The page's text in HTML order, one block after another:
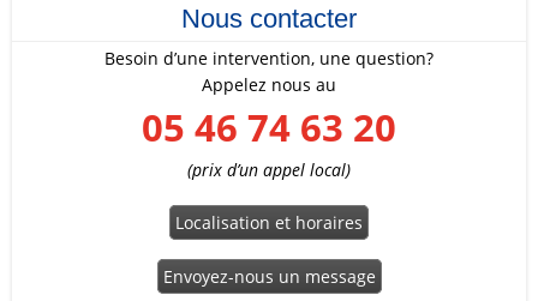
Nous contacter
Besoin d’une intervention, une question?
Appelez nous au
05 46 74 63 20
(prix d’un appel local)
Localisation et horaires
Envoyez-nous un message